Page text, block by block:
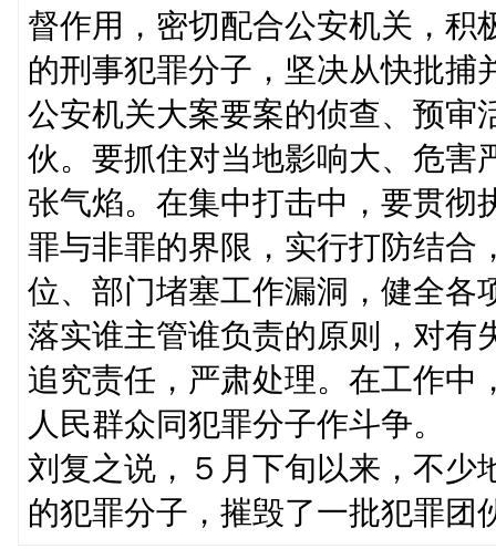
督作用，密切配合公安机关，积
的刑事犯罪分子，坚决从快批捕
公安机关大案要案的侦查、预审
伙。要抓住对当地影响大、危害
张气焰。在集中打击中，要贯彻
罪与非罪的界限，实行打防结合
位、部门堵塞工作漏洞，健全各
落实谁主管谁负责的原则，对有
追究责任，严肃处理。在工作中
人民群众同犯罪分子作斗争。
刘复之说，５月下旬以来，不少
的犯罪分子，摧毁了一批犯罪团